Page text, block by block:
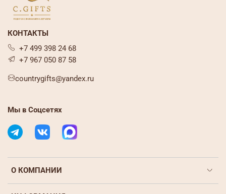
О КОМПАНИИ
КОНТАКТЫ
+7 499 398 24 68
+7 967 050 87 58
countrygifts@yandex.ru
Мы в Соцсетях